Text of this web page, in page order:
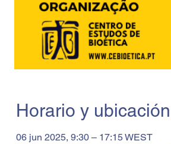
Horario y ubicación
06 jun 2025, 9:30 – 17:15 WEST